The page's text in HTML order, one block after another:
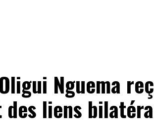
Nguema
liens